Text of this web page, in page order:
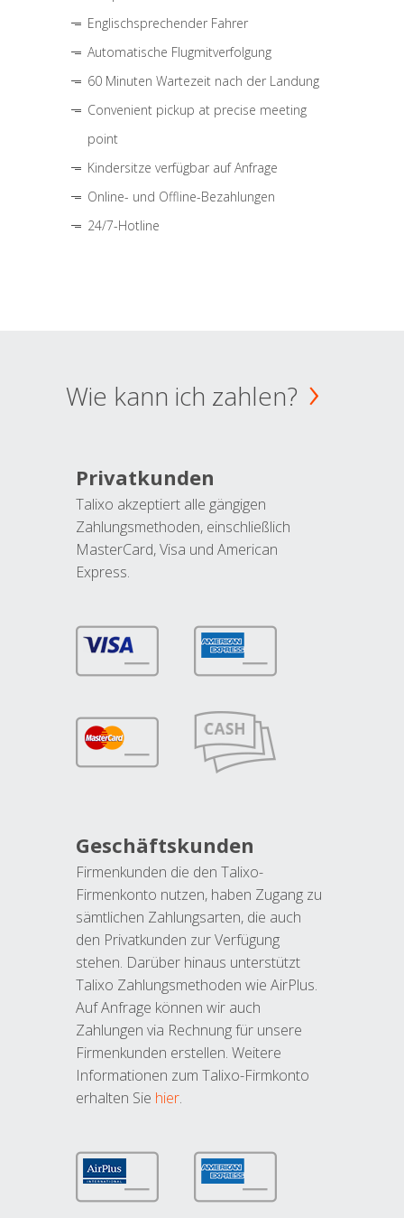
Englischsprechender Fahrer
Automatische Flugmitverfolgung
60 Minuten Wartezeit nach der Landung
Convenient pickup at precise meeting
point
Kindersitze verfügbar auf Anfrage
Online- und Offline-Bezahlungen
24/7-Hotline
Wie kann ich zahlen?
Privatkunden
Talixo akzeptiert alle gängigen
Zahlungsmethoden, einschließlich
MasterCard, Visa und American
Express.
Geschäftskunden
Firmenkunden die den Talixo-
Firmenkonto nutzen, haben Zugang zu
sämtlichen Zahlungsarten, die auch
den Privatkunden zur Verfügung
stehen. Darüber hinaus unterstützt
Talixo Zahlungsmethoden wie AirPlus.
Auf Anfrage können wir auch
Zahlungen via Rechnung für unsere
Firmenkunden erstellen. Weitere
Informationen zum Talixo-Firmkonto
erhalten Sie hier.